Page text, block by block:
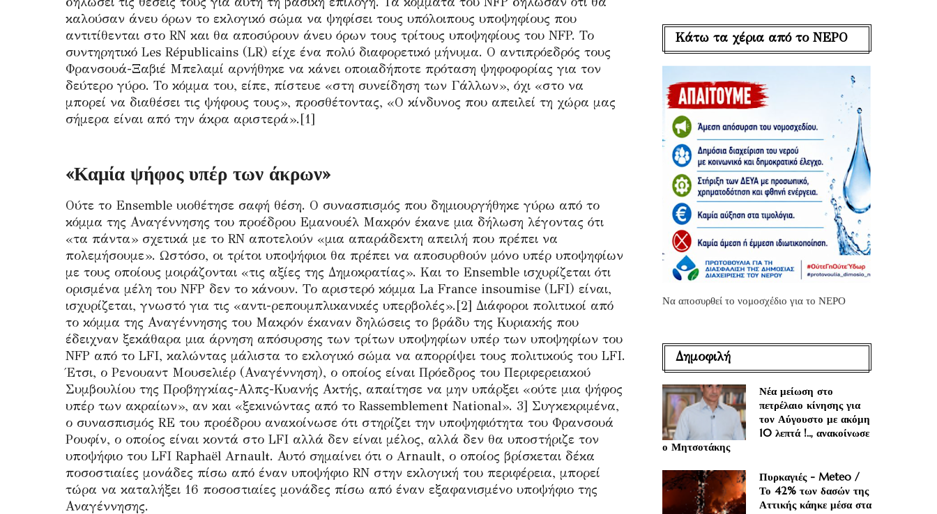
καλούσαν άνευ όρων το εκλογικό σώμα να ψηφίσει τους υπόλοιπους υποψηφίους που
αντιτίθενται στο RN και θα αποσύρουν άνευ όρων τους τρίτους υποψηφίους του NFP. Το
συντηρητικό Les Républicains (LR) είχε ένα πολύ διαφορετικό μήνυμα. Ο αντιπρόεδρός τους
Φρανσουά-Ξαβιέ Μπελαμί αρνήθηκε να κάνει οποιαδήποτε πρόταση ψηφοφορίας για τον
δεύτερο γύρο. Το κόμμα του, είπε, πίστευε «στη συνείδηση ​​των Γάλλων», όχι «στο να
μπορεί να διαθέσει τις ψήφους τους», προσθέτοντας, «Ο κίνδυνος που απειλεί τη χώρα μας
σήμερα είναι από την άκρα αριστερά».[1]
«Καμία ψήφος υπέρ των άκρων»
Ούτε το Ensemble υιοθέτησε σαφή θέση. Ο συνασπισμός που δημιουργήθηκε γύρω από το
κόμμα της Αναγέννησης του προέδρου Εμανουέλ Μακρόν έκανε μια δήλωση λέγοντας ότι
«τα πάντα» σχετικά με το RN αποτελούν «μια απαράδεκτη απειλή που πρέπει να
πολεμήσουμε». Ωστόσο, οι τρίτοι υποψήφιοι θα πρέπει να αποσυρθούν μόνο υπέρ υποψηφίων
με τους οποίους μοιράζονται «τις αξίες της Δημοκρατίας». Και το Ensemble ισχυρίζεται ότι
ορισμένα μέλη του NFP δεν το κάνουν. Το αριστερό κόμμα La France insoumise (LFI) είναι,
ισχυρίζεται, γνωστό για τις «αντι-ρεπουμπλικανικές υπερβολές».[2] Διάφοροι πολιτικοί από
το κόμμα της Αναγέννησης του Μακρόν έκαναν δηλώσεις το βράδυ της Κυριακής που
έδειχναν ξεκάθαρα μια άρνηση απόσυρσης των τρίτων υποψηφίων υπέρ των υποψηφίων του
NFP από το LFI, καλώντας μάλιστα το εκλογικό σώμα να απορρίψει τους πολιτικούς του LFI.
Έτσι, ο Ρενουαντ Μουσελιέρ (Αναγέννηση), ο οποίος είναι Πρόεδρος του Περιφερειακού
Συμβουλίου της Προβηγκίας-Αλπς-Κυανής Ακτής, απαίτησε να μην υπάρξει «ούτε μια ψήφος
υπέρ των ακραίων», αν και «ξεκινώντας από το Rassemblement National». 3] Συγκεκριμένα,
ο συνασπισμός RE του προέδρου ανακοίνωσε ότι στηρίζει την υποψηφιότητα του Φρανσουά
Ρουφίν, ο οποίος είναι κοντά στο LFI αλλά δεν είναι μέλος, αλλά δεν θα υποστήριζε τον
υποψήφιο του LFI Raphaël Arnault. Αυτό σημαίνει ότι ο Arnault, ο οποίος βρίσκεται δέκα
ποσοστιαίες μονάδες πίσω από έναν υποψήφιο RN στην εκλογική του περιφέρεια, μπορεί
τώρα να καταλήξει 16 ποσοστιαίες μονάδες πίσω από έναν εξαφανισμένο υποψήφιο της
Αναγέννησης.
Κάτω τα χέρια από το ΝΕΡΟ
Να αποσυρθεί το νομοσχέδιο για το ΝΕΡΟ
Δημοφιλή
Νέα μείωση στο
πετρέλαιο κίνησης για
τον Αύγουστο με ακόμη
10 λεπτά !.., ανακοίνωσε
ο Μητσοτάκης
Πυρκαγιές - Meteo /
Το 42% των δασών της
Αττικής κάηκε μέσα στα